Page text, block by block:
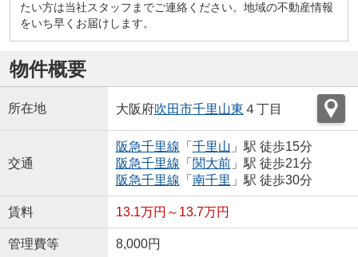
たい方は当社スタッフまでご連絡ください。地域の不動産情報
をいち早くお届けします。
物件概要
所在地 大阪府吹田市千里山東 ４丁目
交通
阪急千里線 「 千里山 」駅 徒歩15分
阪急千里線 「 関大前」駅 徒歩21分
阪急千里線 「 南千里 」駅 徒歩30分
賃料 13.1万円～13.7万円
管理費等 8,000円